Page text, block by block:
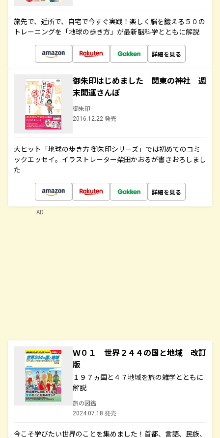
旅先で、近所で、自宅で今すぐ実践！楽しく脳を鍛える５０の
トレーニングを「地球の歩き方」が最新脳科学とともに解説
詳細を見る
御朱印はじめました 関東の神社 週
末開運さんぽ
御朱印
2016.12.22 発売
大ヒット「地球の歩き方 御朱印シリーズ」では初めてのコミ
ックエッセイ。イラストレーター柴田かおるが書きおろしまし
た
詳細を見る
Ｗ０１ 世界２４４の国と地域 改訂
版
１９７ヵ国と４７地域を旅の雑学とともに
解説
旅の図鑑
2024.07.18 発売
今こそ学びたい世界のことを集めました！首都、言語、民族、
AD